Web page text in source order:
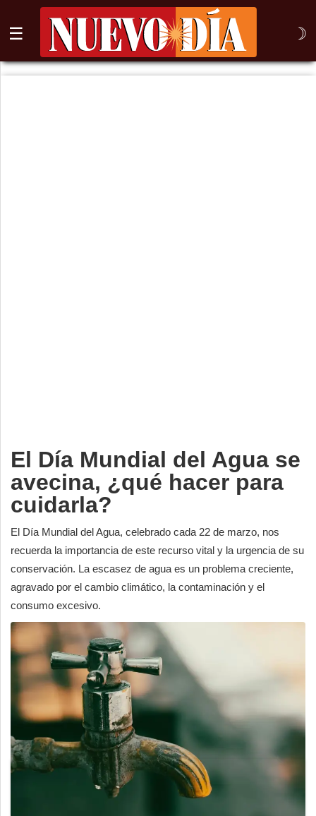
☰ ☽
⌕
El Día Mundial del Agua se
avecina, ¿qué hacer para
cuidarla?
El Día Mundial del Agua, celebrado cada 22 de marzo, nos
recuerda la importancia de este recurso vital y la urgencia de su
conservación. La escasez de agua es un problema creciente,
agravado por el cambio climático, la contaminación y el
consumo excesivo.